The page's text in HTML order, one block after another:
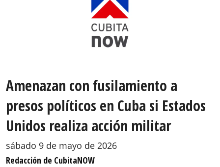
Amenazan con fusilamiento a
presos políticos en Cuba si Estados
Unidos realiza acción militar
sábado 9 de mayo de 2026
Redacción de CubitaNOW